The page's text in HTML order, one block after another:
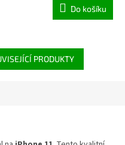
Do košíku
PRODUKTY